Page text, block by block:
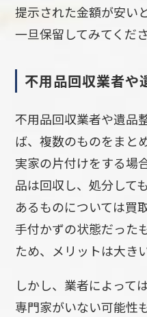
提示された金額が安い
一旦保留してみてくださ
不用品回収業者や
不用品回収業者や遺品
ば、複数のものをまと
実家の片付けをする場
品は回収し、処分して
あるものについては買
手付かずの状態だった
ため、メリットは大き
しかし、業者によって
専門家がいない可能性